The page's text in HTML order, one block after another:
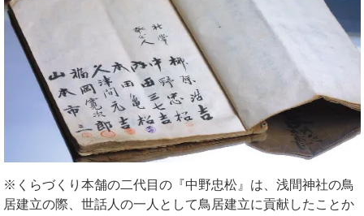
※くらづくり本舗の二代目の『中野忠松』は、浅間神社の鳥
居建立の際、世話人の一人として鳥居建立に貢献したことか